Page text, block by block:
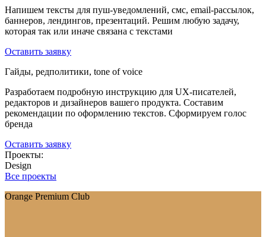
Напишем тексты для пуш-уведомлений, смс, email-рассылок,
баннеров, лендингов, презентаций. Решим любую задачу,
которая так или иначе связана с текстами
Оставить заявку
Гайды, редполитики, tone of voice
Разработаем подробную инструкцию для UX-писателей,
редакторов и дизайнеров вашего продукта. Составим
рекомендации по оформлению текстов. Сформируем голос
бренда
Оставить заявку
Проекты:
Design
Все проекты
Orange Premium Club